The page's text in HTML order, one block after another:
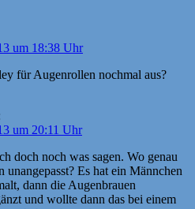
um 18:38 Uhr
für Augenrollen nochmal aus?
um 20:11 Uhr
doch noch was sagen. Wo genau
Es hat ein Männchen
dann die Augenbrauen
und wollte dann das bei einem